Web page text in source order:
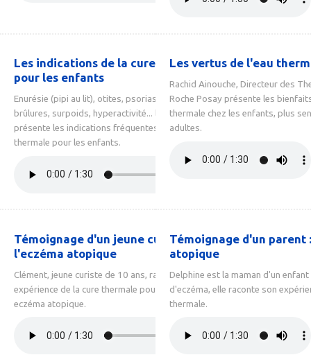
Les indications de la cure thermale
pour les enfants
Enurésie (pipi au lit), otites, psoriasis, séquelles de
brûlures, surpoids, hyperactivité... le Pr Roques
présente les indications fréquentes de la cure
thermale pour les enfants.
Les vertus de l'eau
Rachid Ainouche, Directeur des
Roche Posay présente les
thermale chez les enfants, plus
adultes.
Témoignage d'un jeune curiste :
l'eczéma atopique
Clément, jeune curiste de 10 ans, raconte son
expérience de la cure thermale pour soulager son
eczéma atopique.
Témoignage d'un parent
atopique
Delphine est la maman d'un
d'eczéma, elle raconte son
thermale.